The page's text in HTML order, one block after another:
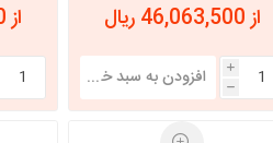
از 46,063,500 ریال
i
h
از 46,680,270 ریال